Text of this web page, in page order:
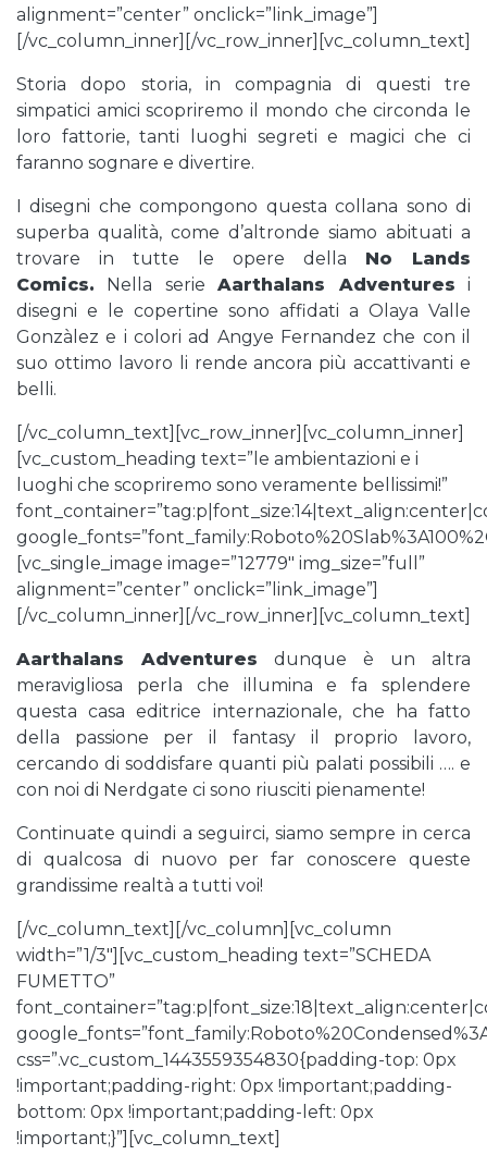
alignment=”center” onclick=”link_image”]
[/vc_column_inner][/vc_row_inner][vc_column_text]
Storia dopo storia, in compagnia di questi tre
simpatici amici scopriremo il mondo che circonda le
loro fattorie, tanti luoghi segreti e magici che ci
faranno sognare e divertire.
I disegni che compongono questa collana sono di
superba qualità, come d’altronde siamo abituati a
trovare in tutte le opere della No Lands
Comics. Nella serieAarthalans Adventures i
disegni e le copertine sono affidati a Olaya Valle
Gonzàlez e i colori ad Angye Fernandez che con il
suo ottimo lavoro li rende ancora più accattivanti e
belli.
[/vc_column_text][vc_row_inner][vc_column_inner]
[vc_custom_heading text=”le ambientazioni e i
luoghi che scopriremo sono veramente bellissimi!”
[vc_single_image image=”12779″ img_size=”full”
alignment=”center” onclick=”link_image”]
[/vc_column_inner][/vc_row_inner][vc_column_text]
Aarthalans Adventures dunque è un altra
meravigliosa perla che illumina e fa splendere
questa casa editrice internazionale, che ha fatto
della passione per il fantasy il proprio lavoro,
cercando di soddisfare quanti più palati possibili …. e
con noi di Nerdgate ci sono riusciti pienamente!
Continuate quindi a seguirci, siamo sempre in cerca
di qualcosa di nuovo per far conoscere queste
grandissime realtà a tutti voi!
[/vc_column_text][/vc_column][vc_column
width=”1/3″][vc_custom_heading text=”SCHEDA
FUMETTO”
css=”.vc_custom_1443559354830{padding-top: 0px
!important;padding-right: 0px !important;padding-
bottom: 0px !important;padding-left: 0px
!important;}”][vc_column_text]